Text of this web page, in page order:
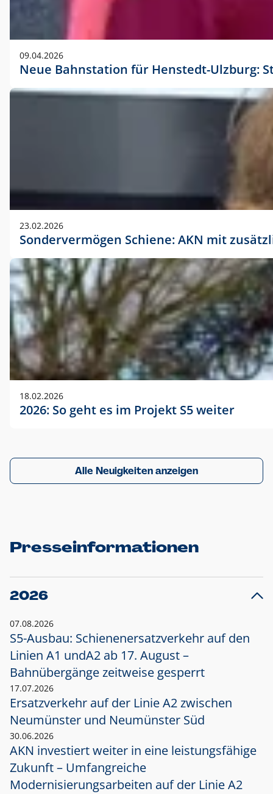
09.04.2026
Neue Bahnstation für Henstedt-Ulzburg:
23.02.2026
Sondervermögen Schiene: AKN mit
18.02.2026
2026: So geht es im Projekt S5 weiter
Alle Neuigkeiten anzeigen
Presseinformationen
2026
07.08.2026
S5-Ausbau: Schienenersatzverkehr auf den
Linien A1 undA2 ab 17. August –
Bahnübergänge zeitweise gesperrt
17.07.2026
Ersatzverkehr auf der Linie A2 zwischen
Neumünster und Neumünster Süd
30.06.2026
AKN investiert weiter in eine leistungsfähige
Zukunft – Umfangreiche
Modernisierungsarbeiten auf der Linie A2